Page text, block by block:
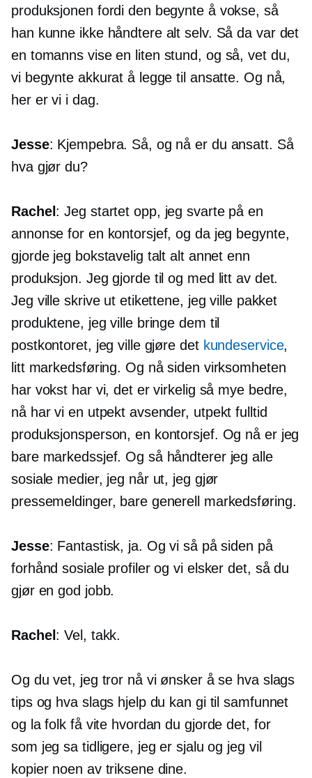
produksjonen fordi den begynte å vokse, så
han kunne ikke håndtere alt selv. Så da var det
en tomanns vise en liten stund, og så, vet du,
vi begynte akkurat å legge til ansatte. Og nå,
her er vi i dag.
Jesse: Kjempebra. Så, og nå er du ansatt. Så
hva gjør du?
Rachel : Jeg startet opp, jeg svarte på en
annonse for en kontorsjef, og da jeg begynte,
gjorde jeg bokstavelig talt alt annet enn
produksjon. Jeg gjorde til og med litt av det.
Jeg ville skrive ut etikettene, jeg ville pakket
produktene, jeg ville bringe dem til
postkontoret, jeg ville gjøre det kundeservice,
litt markedsføring. Og nå siden virksomheten
har vokst har vi, det er virkelig så mye bedre,
nå har vi en utpekt avsender, utpektfulltid
produksjonsperson, en kontorsjef. Og nå er jeg
bare markedssjef. Og så håndterer jeg alle
sosiale medier, jeg når ut, jeg gjør
pressemeldinger, bare generell markedsføring.
Jesse: Fantastisk, ja. Og vi så på siden på
forhånd sosiale profiler og vi elsker det, så du
gjør en god jobb.
Rachel : Vel, takk.
Og du vet, jeg tror nå vi ønsker å se hva slags
tips og hva slags hjelp du kan gi til samfunnet
og la folk få vite hvordan du gjorde det, for
som jeg sa tidligere, jeg er sjalu og jeg vil
kopier noen av triksene dine.